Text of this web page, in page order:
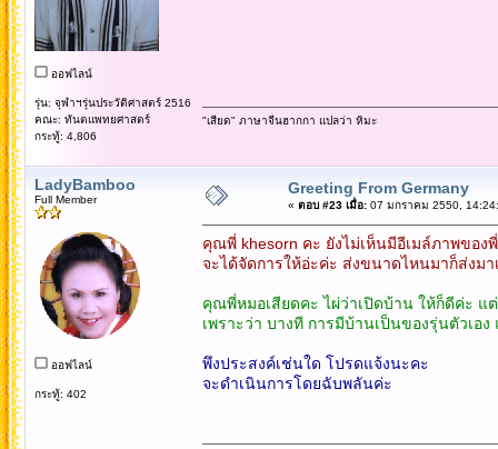
ออฟไลน์
รุ่น: จุฬาฯรุ่นประวัติศาสตร์ 2516
คณะ: ทันตแพทยศาสตร์
กระทู้: 4,806
"เสียด" ภาษาจีนฮากกา แปลว่า หิมะ
LadyBamboo
Full Member
ออฟไลน์
กระทู้: 402
Greeting From Germany
« ตอบ #23 เมื่อ:07 มกราคม 2550,
คุณพี่ khesorn คะ ยังไม่เห็นมีอีเมล์ภาพของ
จะได้จัดการให้อ่ะค่ะ ส่งขนาดไหนมาก็ส่งมา
คุณพี่หมอเสียดคะ ไผ่ว่าเปิดบ้าน ให้ก็ดีค่ะ
เพราะว่า บางที การมีบ้านเป็นของรุ่นตัวเอ
พึงประสงค์เช่นใด โปรดแจ้งนะคะ
จะดำเนินการโดยฉับพลันค่ะ